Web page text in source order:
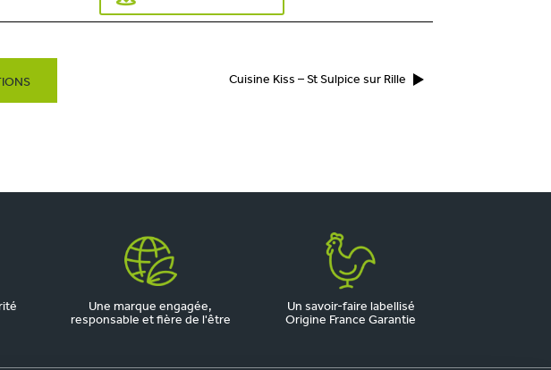
Cuisine Kiss – St Sulpice sur Rille
Une marque engagée,
responsable et fière de l'être
Un savoir-faire labellisé
Origine France Garantie